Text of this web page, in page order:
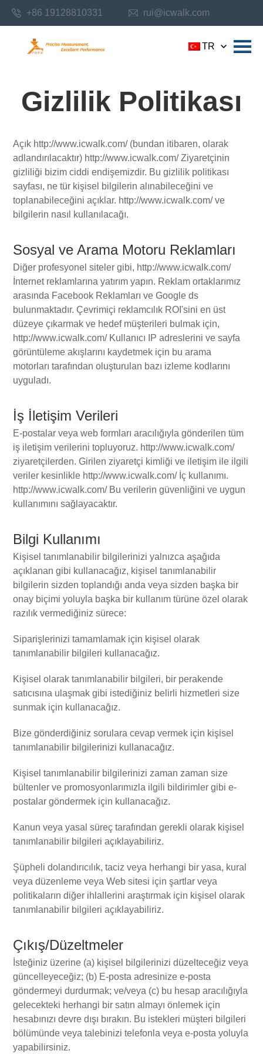
+86 19128810331 rui@icwalk.com
TR
Gizlilik Politikası
Açık http://www.icwalk.com/ (bundan itibaren, olarak
adlandırılacaktır) http://www.icwalk.com/ Ziyaretçinin
gizliliği bizim ciddi endişemizdir. Bu gizlilik politikası
sayfası, ne tür kişisel bilgilerin alınabileceğini ve
toplanabileceğini açıklar. http://www.icwalk.com/ ve
bilgilerin nasıl kullanılacağı.
Sosyal ve Arama Motoru Reklamları
Diğer profesyonel siteler gibi, http://www.icwalk.com/
İnternet reklamlarına yatırım yapın. Reklam ortaklarımız
arasında Facebook Reklamları ve Google ds
bulunmaktadır. Çevrimiçi reklamcılık ROI'sini en üst
düzeye çıkarmak ve hedef müşterileri bulmak için,
http://www.icwalk.com/ Kullanıcı IP adreslerini ve sayfa
görüntüleme akışlarını kaydetmek için bu arama
motorları tarafından oluşturulan bazı izleme kodlarını
uyguladı.
İş İletişim Verileri
E-postalar veya web formları aracılığıyla gönderilen tüm
iş iletişim verilerini topluyoruz. http://www.icwalk.com/
ziyaretçilerden. Girilen ziyaretçi kimliği ve iletişim ile ilgili
veriler kesinlikle http://www.icwalk.com/ İç kullanımı.
http://www.icwalk.com/ Bu verilerin güvenliğini ve uygun
kullanımını sağlayacaktır.
Bilgi Kullanımı
Kişisel tanımlanabilir bilgilerinizi yalnızca aşağıda
açıklanan gibi kullanacağız, kişisel tanımlanabilir
bilgilerin sizden toplandığı anda veya sizden başka bir
onay biçimi yoluyla başka bir kullanım türüne özel olarak
razılık vermediğiniz sürece:
Siparişlerinizi tamamlamak için kişisel olarak
tanımlanabilir bilgileri kullanacağız.
Kişisel olarak tanımlanabilir bilgileri, bir perakende
satıcısına ulaşmak gibi istediğiniz belirli hizmetleri size
sunmak için kullanacağız.
Bize gönderdiğiniz sorulara cevap vermek için kişisel
tanımlanabilir bilgilerinizi kullanacağız.
Kişisel tanımlanabilir bilgilerinizi zaman zaman size
bültenler ve promosyonlarımızla ilgili bildirimler gibi e-
postalar göndermek için kullanacağız.
Kanun veya yasal süreç tarafından gerekli olarak kişisel
tanımlanabilir bilgileri açıklayabiliriz.
Şüpheli dolandırıcılık, taciz veya herhangi bir yasa, kural
veya düzenleme veya Web sitesi için şartlar veya
politikaların diğer ihlallerini araştırmak için kişisel olarak
tanımlanabilir bilgileri açıklayabiliriz.
Çıkış/Düzeltmeler
İsteğiniz üzerine (a) kişisel bilgilerinizi düzelteceğiz veya
güncelleyeceğiz; (b) E-posta adresinize e-posta
göndermeyi durdurmak; ve/veya (c) bu hesap aracılığıyla
gelecekteki herhangi bir satın almayı önlemek için
hesabınızı devre dışı bırakın. Bu istekleri müşteri bilgileri
bölümünde veya talebinizi telefonla veya e-posta yoluyla
yapabilirsiniz.